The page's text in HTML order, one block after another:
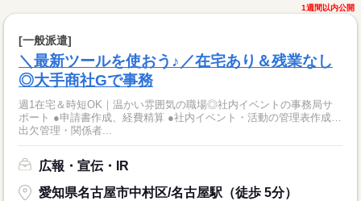
1週間以内公開
[一般派遣]
＼最新ツールを使おう♪／在宅あり＆残業なし
◎大手商社Gで事務
週1在宅＆時短OK｜温かい雰囲気の職場◎社内イベントの事務局サ
ポート ●申請書作成、経費精算 ●社内イベント・活動の管理表作成…
出欠管理・関係者...
広報・宣伝・IR
愛知県名古屋市中村区/名古屋駅（徒歩 5分）